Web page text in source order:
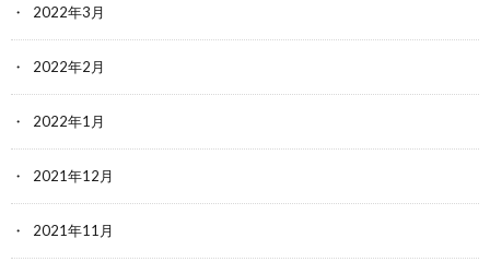
2022年3月
2022年2月
2022年1月
2021年12月
2021年11月